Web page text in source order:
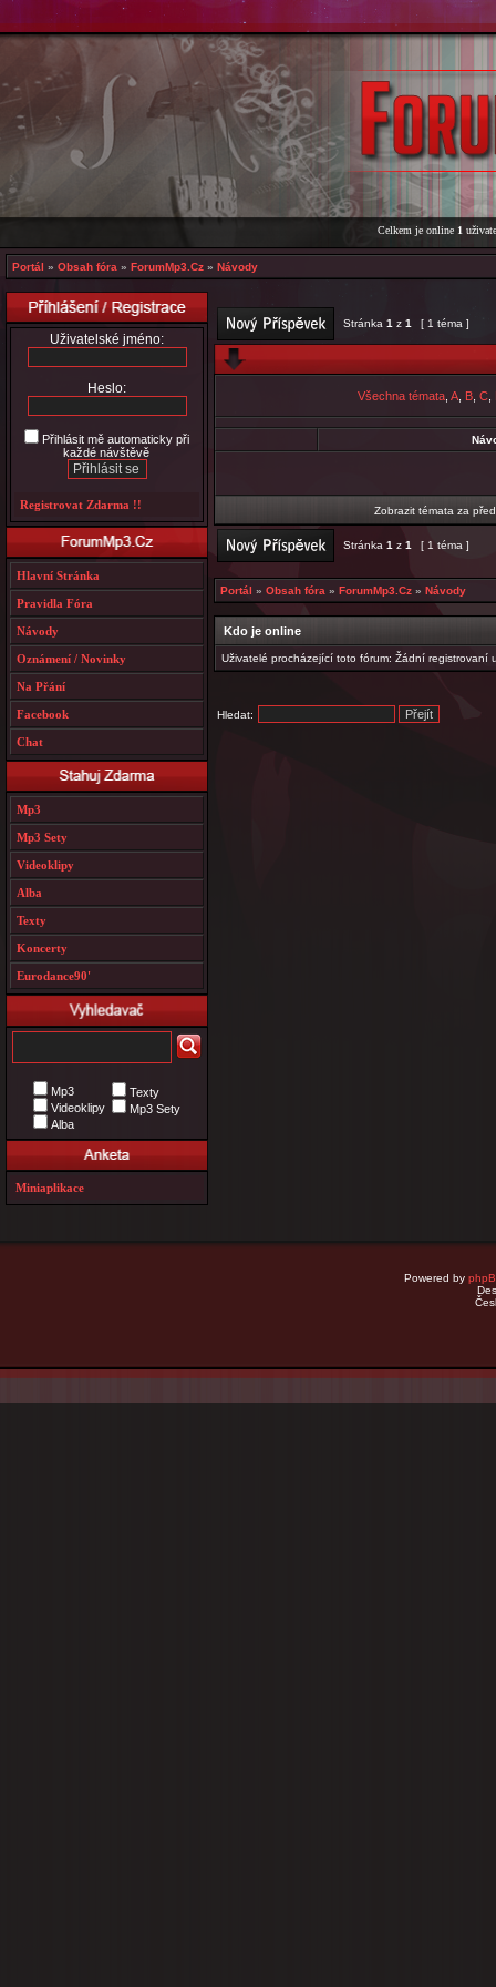
Celkem je online 1
Portál » Obsah fóra » ForumMp3.Cz » Návody
Stránka1 z1 [ 1 téma ]
Všechna témata ,A B ,C
Zobrazit témata za
Stránka1 z1 [ 1 téma ]
Portál »Obsah fóra »ForumMp3.Cz »Návody
Kdo je online
Uživatelé procházející toto fórum: Žádní registrovaní
Hledat:
Uživatelské jméno:
Heslo:
Přihlásit mě automaticky při
každé návštěvě
Registrovat Zdarma !!
Hlavní Stránka
Pravidla Fóra
Návody
Oznámení / Novinky
Na Přání
Facebook
Chat
Mp3
Mp3 Sety
Videoklipy
Alba
Texty
Koncerty
Eurodance90'
Mp3
Videoklipy
Alba
Texty
Mp3 Sety
Miniaplikace
Powered by